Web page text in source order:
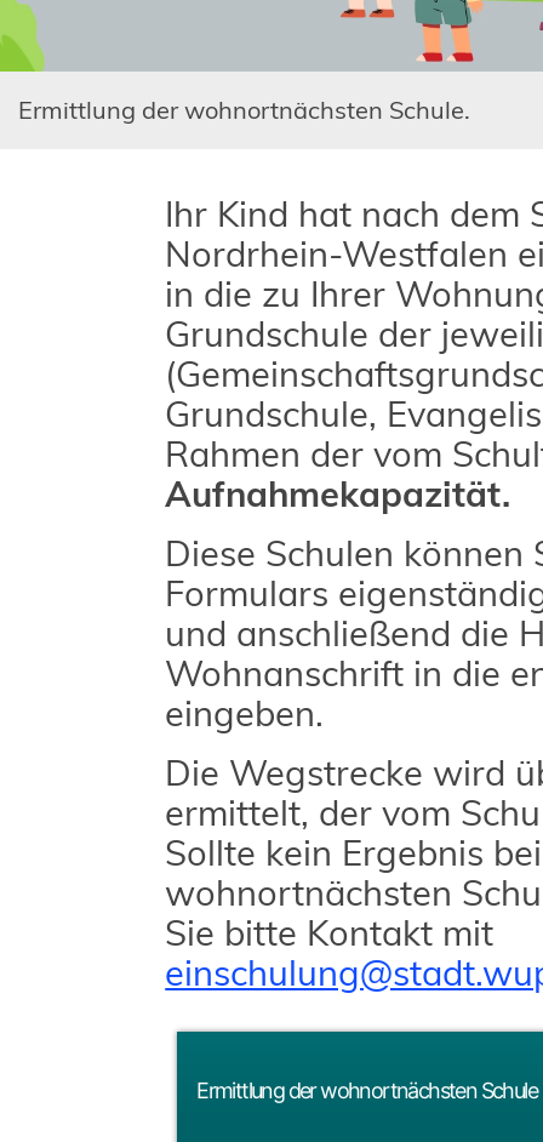
Ermittlung der wohnortnächsten Schule.
Ihr Kind hat nach dem
Nordrhein-Westfalen
in die zu Ihrer
Grundschule der
Grundschule,
Rahmen der vom
Aufnahmekapazität.
Diese Schulen
Formulars
und anschließend die
Wohnanschrift in die
eingeben.
Die Wegstrecke wird
ermittelt, der vom
Sollte kein Ergebnis
wohnortnächsten
Sie bitte Kontakt mit
Ermittlung der wohnortnächsten Schule